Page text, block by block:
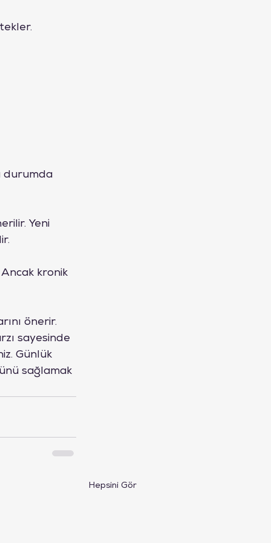
durumda
Yeni
kronik
önerir.
sayesinde
Günlük
sağlamak
Hepsini Gör